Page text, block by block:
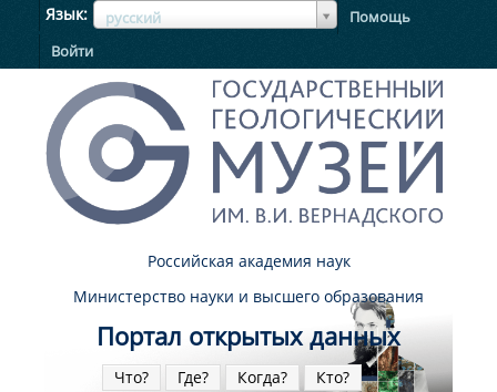
Язык русский
ЯзыкЯзык
Помощь
Войти
Российская академия наук
Министерство науки и высшего образования
Портал открытых данных
Что? Где? Когда? Кто?